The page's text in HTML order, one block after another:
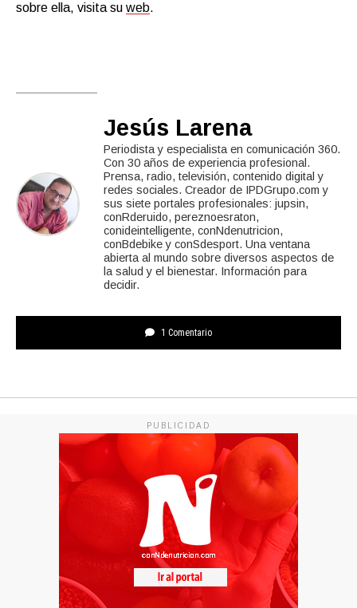
sobre ella, visita su web.
Jesús Larena
Periodista y especialista en comunicación 360.
Con 30 años de experiencia profesional.
Prensa, radio, televisión, contenido digital y
redes sociales. Creador de IPDGrupo.com y
sus siete portales profesionales: jupsin,
conRderuido, pereznoesraton,
conideintelligente, conNdenutricion,
conBdebike y conSdesport. Una ventana
abierta al mundo sobre diversos aspectos de
la salud y el bienestar. Información para
decidir.
1 Comentario
PUBLICIDAD